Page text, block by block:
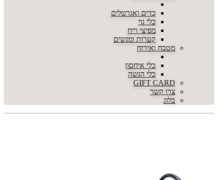
כדים ואגרטלים
כלי נוי
מפיצי ריח
קערות ומגשים
מטבח ואירוח
כלי איחסון
כלי הגשה
GIFT CARD
צרו קשר
בלוג